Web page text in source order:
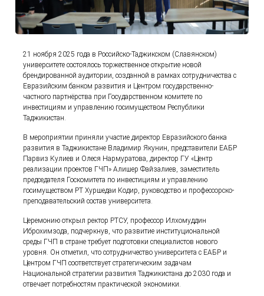
21 ноября 2025 года в Российско-Таджикском (Славянском)
университете состоялось торжественное открытие новой
брендированной аудитории, созданной в рамках сотрудничества с
Евразийским банком развития и Центром государственно-
частного партнёрства при Государственном комитете по
инвестициям и управлению госимуществом Республики
Таджикистан.
В мероприятии приняли участие директор Евразийского банка
развития в Таджикистане Владимир Якунин, представители ЕАБР
Парвиз Кулиев и Олеся Нармуратова, директор ГУ «Центр
реализации проектов ГЧП» Алишер Файзалиев, заместитель
председателя Госкомитета по инвестициям и управлению
госимуществом РТ Хуршедаи Кодир, руководство и профессорско-
преподавательский состав университета.
Церемонию открыл ректор РТСУ, профессор Илхомуддин
Иброхимзода, подчеркнув, что развитие институциональной
среды ГЧП в стране требует подготовки специалистов нового
уровня. Он отметил, что сотрудничество университета с ЕАБР и
Центром ГЧП соответствует стратегическим задачам
Национальной стратегии развития Таджикистана до 2030 года и
отвечает потребностям практической экономики.